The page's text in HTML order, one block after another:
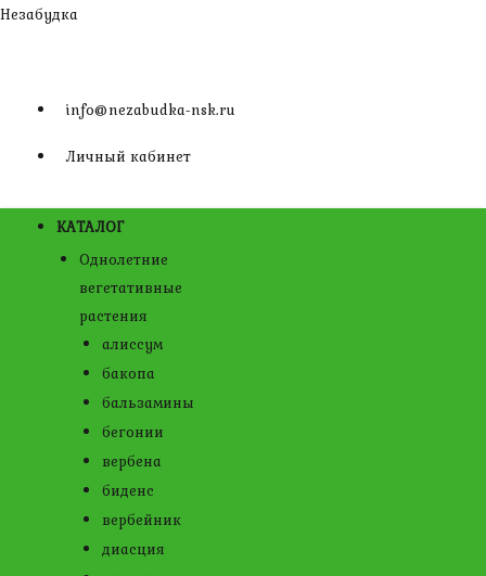
Перейти
Незабудка
info@nezabudka-nsk.ru
Личный кабинет
КАТАЛОГ
Однолетние
вегетативные
растения
алиссум
бакопа
бальзамины
бегонии
вербена
биденс
вербейник
диасция